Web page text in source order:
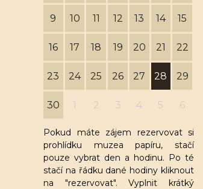
9 10 11 12 13 14 15
16 17 18 19 20 21 22
23 24 25 26 27 28 29
30 1 2 3 4 5 6
Pokud máte zájem rezervovat si
prohlídku muzea papíru, stačí
pouze vybrat den a hodinu. Po té
stačí na řádku dané hodiny kliknout
na "rezervovat". Vyplnit krátký